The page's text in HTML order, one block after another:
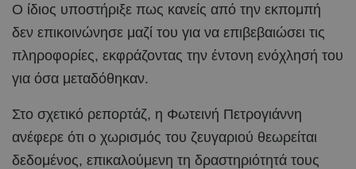
Ο ίδιος υποστήριξε πως κανείς από την εκπομπή
δεν επικοινώνησε μαζί του για να επιβεβαιώσει τις
πληροφορίες, εκφράζοντας την έντονη ενόχλησή του
για όσα μεταδόθηκαν.
Στο σχετικό ρεπορτάζ, η Φωτεινή Πετρογιάννη
ανέφερε ότι ο χωρισμός του ζευγαριού θεωρείται
δεδομένος, επικαλούμενη τη δραστηριότητά τους